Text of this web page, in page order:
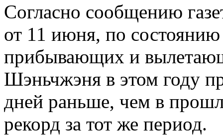
Согласно сообщению
от 11 июня, по
прибывающих и
Шэньчжэня в этом году
дней раньше, чем в
рекорд за тот же период.